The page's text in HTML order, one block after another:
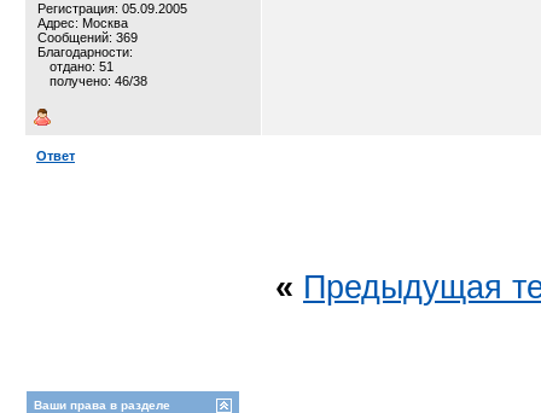
Регистрация: 05.09.2005
Адрес: Москва
Сообщений: 369
Благодарности:
отдано: 51
получено: 46/38
Ответ
« Предыдущая
Ваши права в разделе